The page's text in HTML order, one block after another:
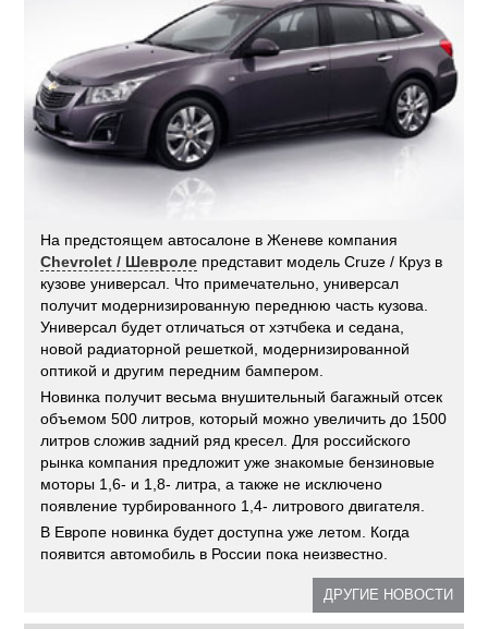
На предстоящем автосалоне в Женеве компания
Chevrolet / Шевроле представит модель Cruze / Круз в
кузове универсал. Что примечательно, универсал
получит модернизированную переднюю часть кузова.
Универсал будет отличаться от хэтчбека и седана,
новой радиаторной решеткой, модернизированной
оптикой и другим передним бампером.
Новинка получит весьма внушительный багажный отсек
объемом 500 литров, который можно увеличить до 1500
литров сложив задний ряд кресел. Для российского
рынка компания предложит уже знакомые бензиновые
моторы 1,6- и 1,8- литра, а также не исключено
появление турбированного 1,4- литрового двигателя.
В Европе новинка будет доступна уже летом. Когда
появится автомобиль в России пока неизвестно.
ДРУГИЕ НОВОСТИ